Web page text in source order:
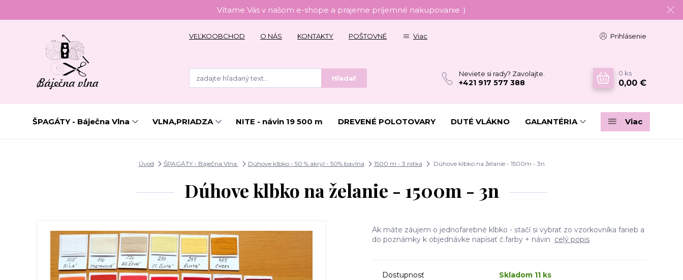
Vítame Vás v našom e-shope a prajeme príjemné nakupovanie :)
VEĽKOOBCHOD O NÁS KONTAKTY POŠTOVNÉ Viac Prihlásenie
Hľadať
Neviete si rady? Zavolajte.
+421 917 577 388
0 ks
0,00 €
ŠPAGÁTY - Báječna Vlna VLNA,PRIADZA NITE - návin 19 500 m DREVENÉ POLOTOVARY DUTÉ VLÁKNO GALANTÉRIA Viac
Úvod ŠPAGÁTY - Báječna Vlna Dúhove klbko - 50 % akryl - 50% bavlna 1500 m - 3 nitka Dúhove klbko na želanie - 1500m - 3n
Dúhove klbko na želanie - 1500m - 3n
Ak máte záujem o jednofarebné klbko - stačí si vybrať zo vzorkovníka farieb a
do poznámky k objednávke napísať č.farby + návin celý popis
Dostupnosť Skladom 11 ks